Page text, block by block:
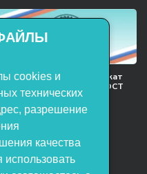
сертификат
менеджмента качества ГОСТ
9001:2015
cookies и
технических
разрешение
качества